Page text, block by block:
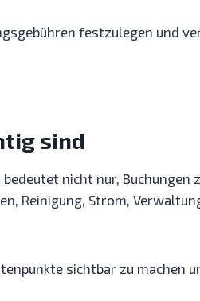
festzulegen und
sind
nicht nur,
Reinigung, Strom,
sichtbar zu